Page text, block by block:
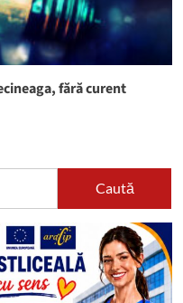
fără curent